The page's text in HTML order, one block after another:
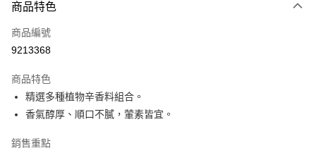
信用卡一次付款
Apple Pay
運送方式
• 付款後全家取貨
每筆NT$60，滿NT$699(含以上)免運費
• 付款後7-11取貨
商品特色
商品編號
9213368
商品特色
精選多種植物辛香料組合。
香氣醇厚、順口不膩，葷素皆宜。
銷售重點